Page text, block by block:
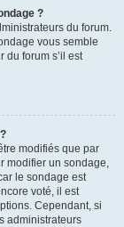
?
du forum.
vous semble
du forum s’il est
modifiés que par
modifier un sondage,
le sondage est
voté, il est
Cependant, si
administrateurs